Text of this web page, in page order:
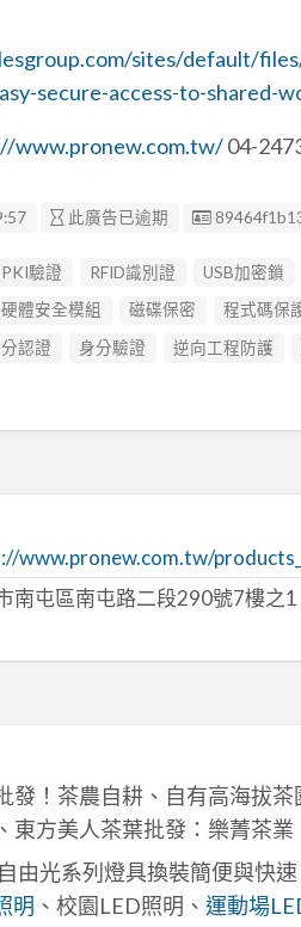
sites/default/
secure-access-to-shared-
www.pronew.com.tw/04-
此廣告已逾期 廣告编號
PKI驗證 RFID識別證 USB加密鎖
硬體安全模組 磁碟保密 程式碼保
認證 身分驗證 逆向工程防護
www.pronew.com.tw/
南屯區南屯路二段290號7樓之1
發！茶農自耕、自有高海拔茶
東方美人茶葉批發：樂菁茶業
由光系列燈具換裝簡便與快
明 、校園LED照明、 運動場